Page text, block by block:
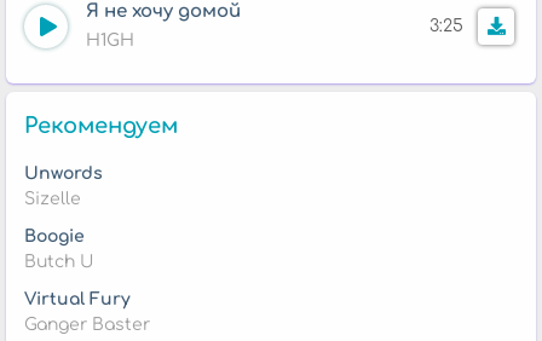
Я не хочу домой
H1GH
3:25
Рекомендуем
Unwords
Sizelle
Boogie
Butch U
Virtual Fury
Ganger Baster